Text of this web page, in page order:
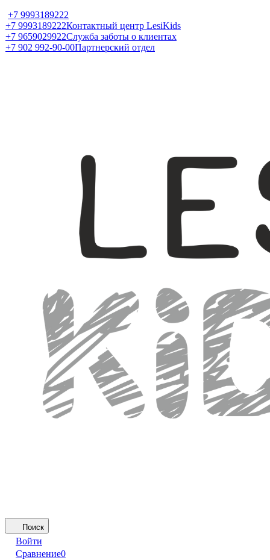
+7 9993189222
+7 9993189222Контактный центр LesiKids
+7 9659029922Служба заботы о клиентах
+7 902 992-90-00Партнерский отдел
Поиск
Войти
Сравнение0